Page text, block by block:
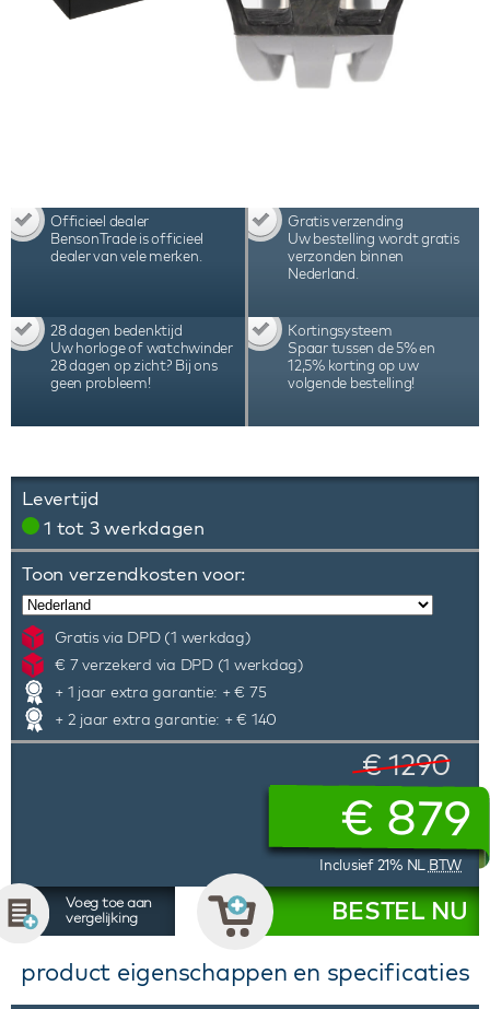
Officieel dealer
BensonTrade is officieel
dealer van vele merken.
Gratis verzending
Uw bestelling wordt gratis
verzonden binnen
Nederland.
28 dagen bedenktijd
Uw horloge of watchwinder
28 dagen op zicht? Bij ons
geen probleem!
Kortingsysteem
Spaar tussen de 5% en
12,5% korting op uw
volgende bestelling!
Levertijd
1 tot 3 werkdagen
Toon verzendkosten voor:
Gratis via DPD (1 werkdag)
€ 7 verzekerd via DPD (1 werkdag)
+ 1 jaar extra garantie: + € 75
+ 2 jaar extra garantie: + € 140
€ 1290
€ 879
Inclusief 21% NL BTW
Voeg toe aan
vergelijking
BESTEL NU
product eigenschappen en specificaties